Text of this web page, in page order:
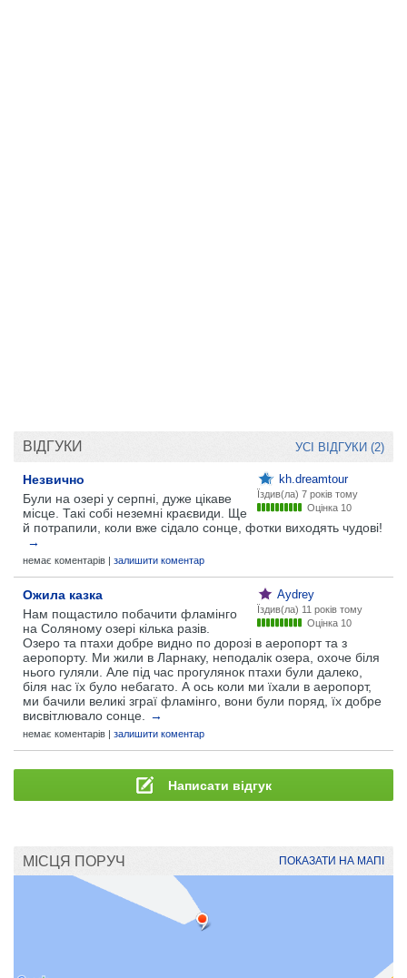
ВІДГУКИ УСІ ВІДГУКИ (2)
kh.dreamtour
Їздив(ла) 7 років тому
Оцінка 10
Незвично
Були на озері у серпні, дуже цікаве
місце. Такі собі неземні краєвиди. Ще
й потрапили, коли вже сідало сонце, фотки виходять чудові!
→
немає коментарів | залишити коментар
Aydrey
Їздив(ла) 11 років тому
Оцінка 10
Ожила казка
Нам пощастило побачити фламінго
на Соляному озері кілька разів.
Озеро та птахи добре видно по дорозі в аеропорт та з
аеропорту. Ми жили в Ларнаку, неподалік озера, охоче біля
нього гуляли. Але під час прогулянок птахи були далеко,
біля нас їх було небагато. А ось коли ми їхали в аеропорт,
ми бачили великі зграї фламінго, вони були поряд, їх добре
висвітлювало сонце.
→
немає коментарів | залишити коментар
Написати відгук
МІСЦЯ ПОРУЧ ПОКАЗАТИ НА МАПІ